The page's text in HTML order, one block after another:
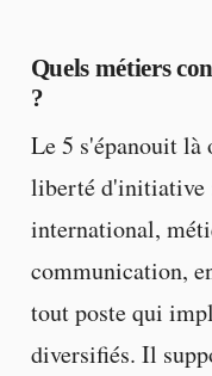
Quels métiers
?
Le 5 s'épanouit là
liberté d'initiative
international,
communication,
tout poste qui
diversifiés. Il